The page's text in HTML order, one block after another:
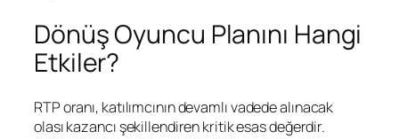
Dönüş Oyuncu Planını Hangi
Etkiler?
RTP oranı, katılımcının devamlı vadede alınacak
olası kazancı şekillendiren kritik esas değerdir.